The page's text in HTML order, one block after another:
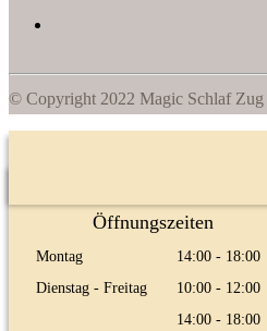
© Copyright 2022 Magic Schlaf Zug
Öffnungszeiten
Montag
14:00 - 18:00
Dienstag - Freitag
10:00 - 12:00
14:00 - 18:00